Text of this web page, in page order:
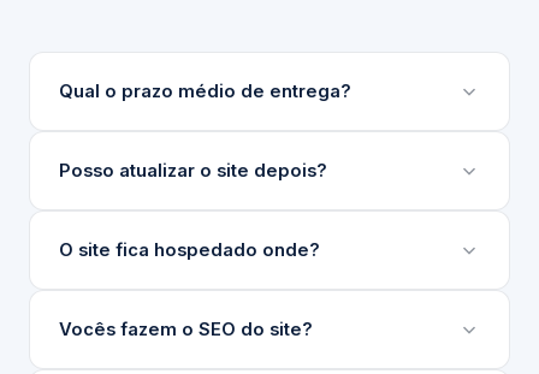
Qual o prazo médio de entrega?
Depende do escopo do projeto. Sites institucionais
Sempre apresentamos um cronograma detalhado
Posso atualizar o site depois?
Sim. Desenvolvemos um painel de gerenciamento
de técnico.
O site fica hospedado onde?
Indicamos e configuramos a hospedagem ideal para
Vocês fazem o SEO do site?